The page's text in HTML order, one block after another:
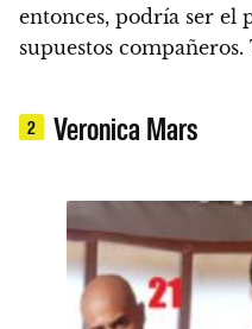
entonces, podría ser el
supuestos
2 Veronica Mars